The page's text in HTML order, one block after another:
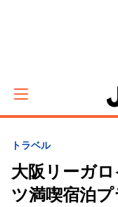
トラベル
大阪リーガ
ツ満喫宿泊